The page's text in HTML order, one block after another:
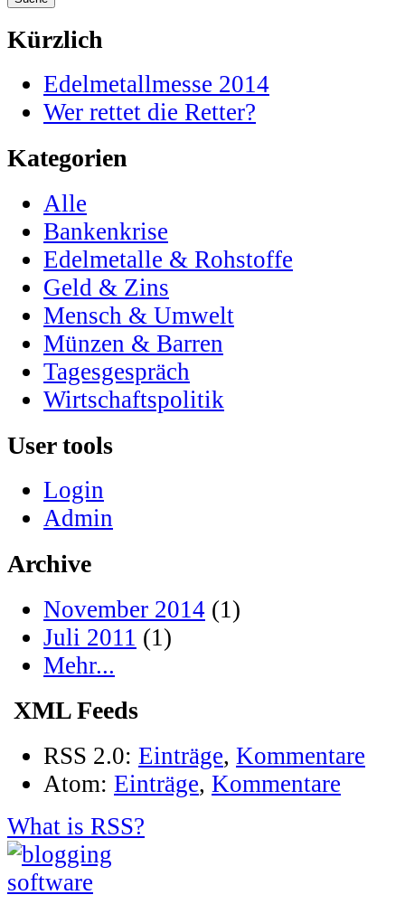
Kürzlich
Edelmetallmesse 2014
Wer rettet die Retter?
Kategorien
Alle
Bankenkrise
Edelmetalle & Rohstoffe
Geld & Zins
Mensch & Umwelt
Münzen & Barren
Tagesgespräch
Wirtschaftspolitik
User tools
Login
Admin
Archive
November 2014 (1)
Juli 2011 (1)
Mehr...
XML Feeds
RSS 2.0: Einträge, Kommentare
Atom: Einträge, Kommentare
What is RSS?